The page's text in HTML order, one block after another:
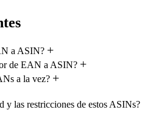
a ASIN?
de EAN a ASIN?
a la vez?
y las restricciones de estos ASINs?